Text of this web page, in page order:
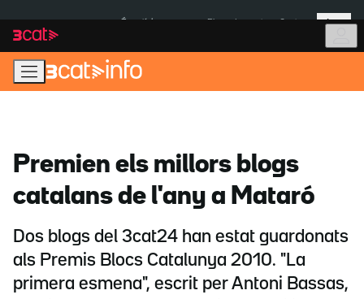
navegació
principal
contingut
Més
Premien els millors blogs
catalans de l'any a Mataró
Dos blogs del 3cat24 han estat guardonats
als Premis Blocs Catalunya 2010. "La
primera esmena", escrit per Antoni Bassas,